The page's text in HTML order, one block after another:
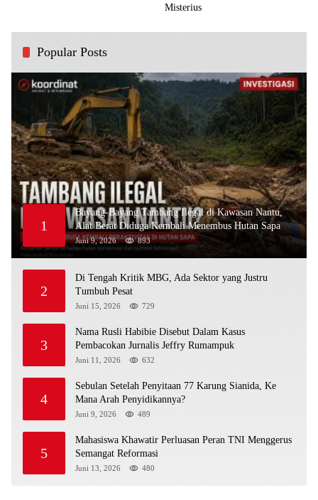
Misterius
Popular Posts
1
Bayang-Bayang Tambang Ilegal di Kawasan Nantu,
Alat Berat Diduga Kembali Menembus Hutan Sapa
Juni 9, 2026 893
2
Di Tengah Kritik MBG, Ada Sektor yang Justru
Tumbuh Pesat
Juni 15, 2026 729
3
Nama Rusli Habibie Disebut Dalam Kasus
Pembacokan Jurnalis Jeffry Rumampuk
Juni 11, 2026 632
4
Sebulan Setelah Penyitaan 77 Karung Sianida, Ke
Mana Arah Penyidikannya?
Juni 9, 2026 489
5
Mahasiswa Khawatir Perluasan Peran TNI Menggerus
Semangat Reformasi
Juni 13, 2026 480